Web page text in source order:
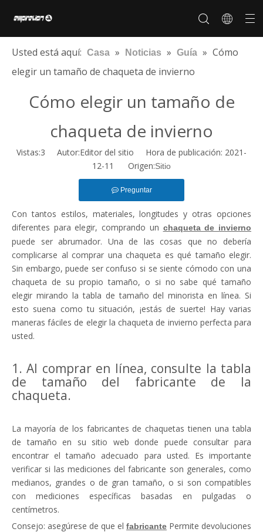
Usted está aquí: Casa » Noticias » Guía » Cómo
elegir un tamaño de chaqueta de invierno
Cómo elegir un tamaño de
chaqueta de invierno
Vistas:3 Autor:Editor del sitio Hora de publicación: 2021-
12-11 Origen:Sitio
Preguntar
Con tantos estilos, materiales, longitudes y otras opciones
diferentes para elegir, comprando un chaqueta de invierno
puede ser abrumador. Una de las cosas que no debería
complicarse al comprar una chaqueta es qué tamaño elegir.
Sin embargo, puede ser confuso si se siente cómodo con una
chaqueta de su propio tamaño, o si no sabe qué tamaño
elegir mirando la tabla de tamaño del minorista en línea. Si
esto suena como tu situación, ¡estás de suerte! Hay varias
maneras fáciles de elegir la chaqueta de invierno perfecta para
usted.
1. Al comprar en línea, consulte la tabla
de tamaño del fabricante de la
chaqueta.
La mayoría de los fabricantes de chaquetas tienen una tabla
de tamaño en su sitio web donde puede consultar para
encontrar el tamaño adecuado para usted. Es importante
verificar si las mediciones del fabricante son generales, como
medianos, grandes o de gran tamaño, o si son compatibles
con mediciones específicas basadas en pulgadas o
centímetros.
Consejo: asegúrese de que el fabricante Permite devoluciones